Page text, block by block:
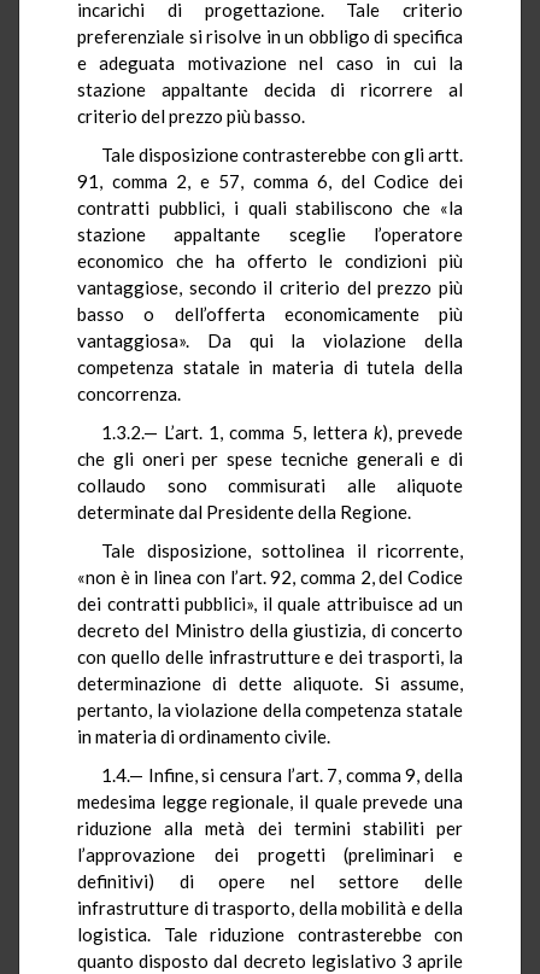
incarichi di progettazione. Tale criterio
preferenziale si risolve in un obbligo di specifica
e adeguata motivazione nel caso in cui la
stazione appaltante decida di ricorrere al
criterio del prezzo più basso.
Tale disposizione contrasterebbe con gli artt.
91, comma 2, e 57, comma 6, del Codice dei
contratti pubblici, i quali stabiliscono che «la
stazione appaltante sceglie l’operatore
economico che ha offerto le condizioni più
vantaggiose, secondo il criterio del prezzo più
basso o dell’offerta economicamente più
vantaggiosa». Da qui la violazione della
competenza statale in materia di tutela della
concorrenza.
1.3.2.— L’art. 1, comma 5, lettera k), prevede
che gli oneri per spese tecniche generali e di
collaudo sono commisurati alle aliquote
determinate dal Presidente della Regione.
Tale disposizione, sottolinea il ricorrente,
«non è in linea con l’art. 92, comma 2, del Codice
dei contratti pubblici», il quale attribuisce ad un
decreto del Ministro della giustizia, di concerto
con quello delle infrastrutture e dei trasporti, la
determinazione di dette aliquote. Si assume,
pertanto, la violazione della competenza statale
in materia di ordinamento civile.
1.4.— Infine, si censura l’art. 7, comma 9, della
medesima legge regionale, il quale prevede una
riduzione alla metà dei termini stabiliti per
l’approvazione dei progetti (preliminari e
definitivi) di opere nel settore delle
infrastrutture di trasporto, della mobilità e della
logistica. Tale riduzione contrasterebbe con
quanto disposto dal decreto legislativo 3 aprile